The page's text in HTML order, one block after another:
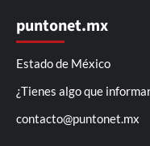
puntonet.mx
Estado de México
¿Tienes algo que
contacto@puntonet.mx